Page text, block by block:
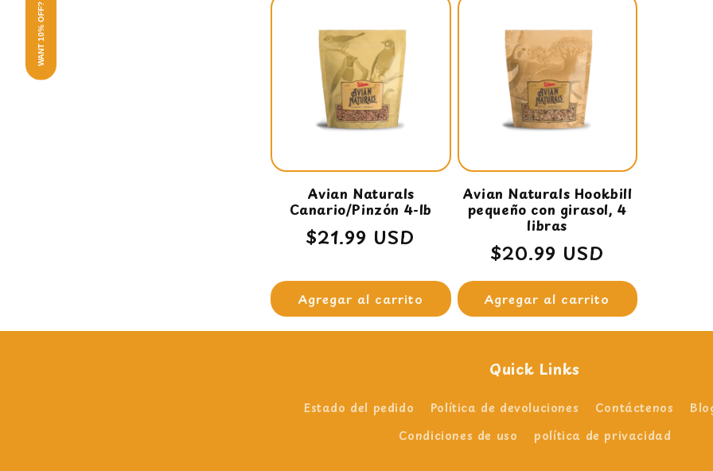
Avian Naturals
Canario/Pinzón 4-lb
Precio
$21.99 USD
Agregar al carrito
Avian Naturals Hookbill
pequeño con girasol, 4
libras
Precio
habitual
$20.99 USD
Agregar al carrito
Quick Links
Estado del pedido Política de devoluciones Contáctenos
Condiciones de uso
política de privacidad
WANT 10% OFF?